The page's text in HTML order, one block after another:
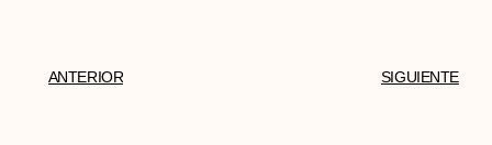
ANTERIOR SIGUIENTE